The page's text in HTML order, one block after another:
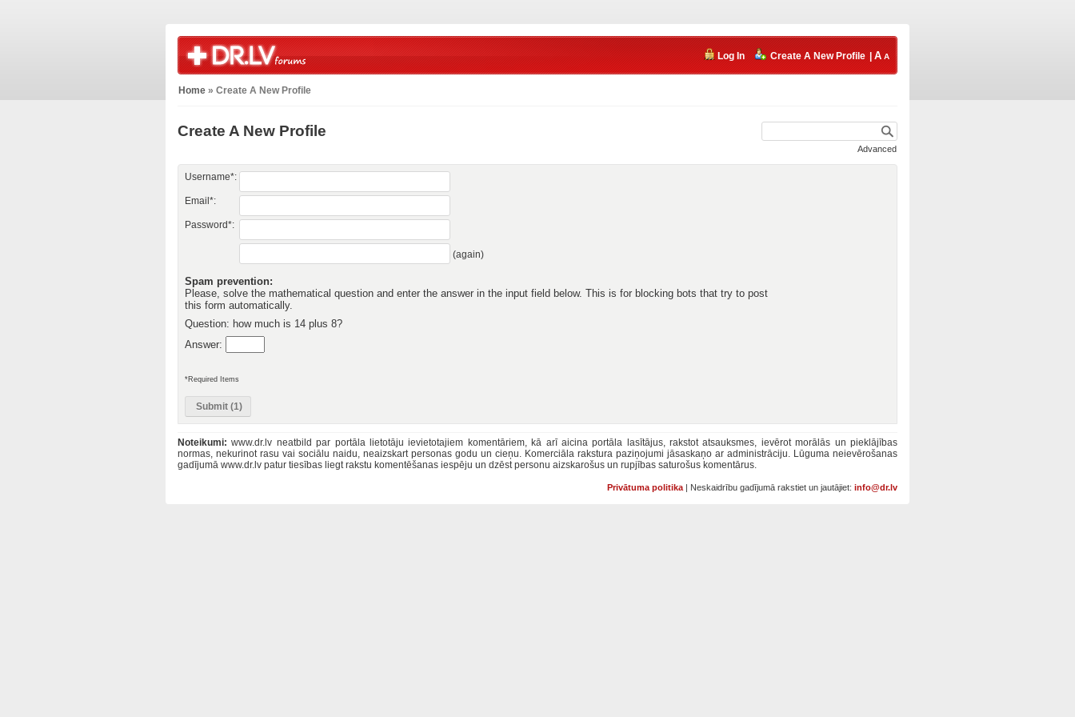
Log In Create A New Profile |
Home » Create A New Profile
Create A New Profile
Advanced
Username*:
Email*:
Password*:
(again)
Spam prevention:
Please, solve the mathematical question and enter the answer in the input field below. This is for blocking bots that try to post
this form automatically.
Question: how much is 14 plus 8?
Answer:
*Required Items
Noteikumi:www.dr.lv neatbild par portāla lietotāju ievietotajiem komentāriem, kā arī aicina portāla lasītājus, rakstot atsauksmes, ievērot morālās un pieklājības
normas, nekurinot rasu vai sociālu naidu, neaizskart personas godu un cieņu. Komerciāla rakstura paziņojumi jāsaskaņo ar administrāciju. Lūguma neievērošanas
gadījumā www.dr.lv patur tiesības liegt rakstu komentēšanas iespēju un dzēst personu aizskarošus un rupjības saturošus komentārus.
Privātuma politika | Neskaidrību gadījumā rakstiet un jautājiet: info@dr.lv